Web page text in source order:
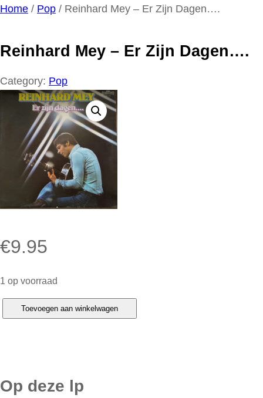
Ga
de
Home / Pop / Reinhard Mey – Er Zijn Dagen….
Reinhard Mey – Er Zijn Dagen….
Category: Pop
€9.95
1 op voorraad
a
Toevoegen aan winkelwagen
Op deze lp